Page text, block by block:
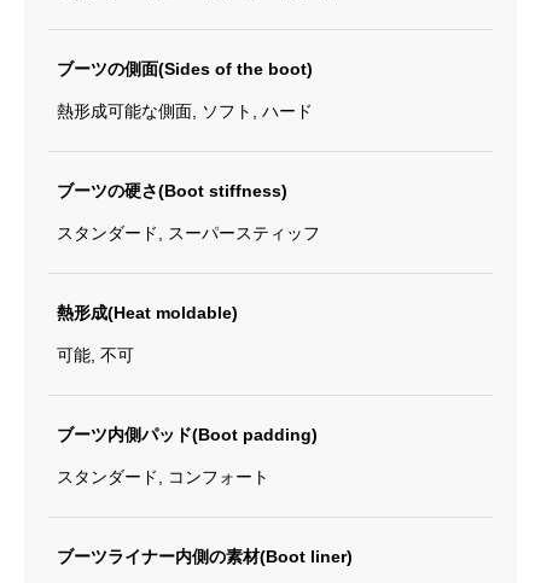
ブーツの側面(Sides of the boot)
熱形成可能な側面, ソフト, ハード
ブーツの硬さ(Boot stiffness)
スタンダード, スーパースティッフ
熱形成(Heat moldable)
可能, 不可
ブーツ内側パッド(Boot padding)
スタンダード, コンフォート
ブーツライナー内側の素材(Boot liner)